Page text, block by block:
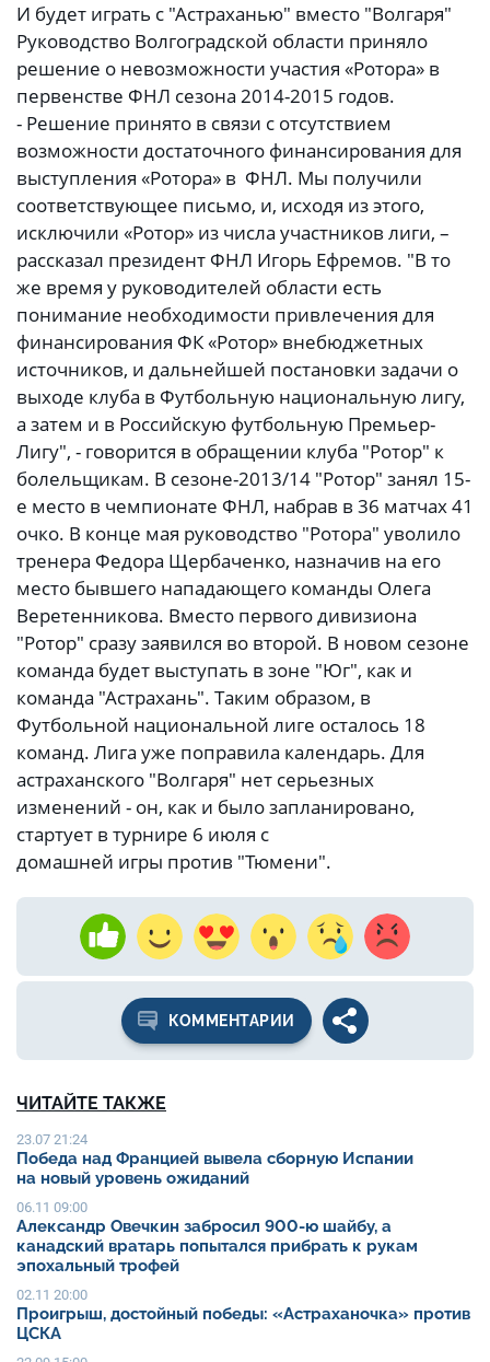
И будет играть с "Астраханью" вместо "Волгаря"
Руководство Волгоградской области приняло
решение о невозможности участия «Ротора» в
первенстве ФНЛ сезона 2014-2015 годов.
- Решение принято в связи с отсутствием
возможности достаточного финансирования для
выступления «Ротора» в ФНЛ. Мы получили
соответствующее письмо, и, исходя из этого,
исключили «Ротор» из числа участников лиги, –
рассказал президент ФНЛ Игорь Ефремов. "В то
же время у руководителей области есть
понимание необходимости привлечения для
финансирования ФК «Ротор» внебюджетных
источников, и дальнейшей постановки задачи о
выходе клуба в Футбольную национальную лигу,
а затем и в Российскую футбольную Премьер-
Лигу", - говорится в обращении клуба "Ротор" к
болельщикам. В сезоне-2013/14 "Ротор" занял 15-
е место в чемпионате ФНЛ, набрав в 36 матчах 41
очко. В конце мая руководство "Ротора" уволило
тренера Федора Щербаченко, назначив на его
место бывшего нападающего команды Олега
Веретенникова. Вместо первого дивизиона
"Ротор" сразу заявился во второй. В новом сезоне
команда будет выступать в зоне "Юг", как и
команда "Астрахань". Таким образом, в
Футбольной национальной лиге осталось 18
команд. Лига уже поправила календарь. Для
астраханского "Волгаря" нет серьезных
изменений - он, как и было запланировано,
стартует в турнире 6 июля с
домашней игры против "Тюмени".
КОММЕНТАРИИ
ЧИТАЙТЕ ТАКЖЕ
23.07 21:24
Победа над Францией вывела сборную Испании
на новый уровень ожиданий
06.11 09:00
Александр Овечкин забросил 900-ю шайбу, а
канадский вратарь попытался прибрать к рукам
эпохальный трофей
02.11 20:00
Проигрыш, достойный победы: «Астраханочка» против
ЦСКА